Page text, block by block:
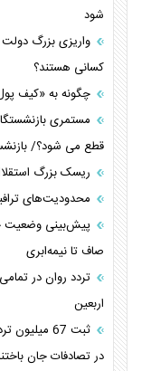
شود
واریزی بزرگ دولت
کسانی هستند؟
چگونه به «کیف
مستمری
قطع می شود؟/
ریسک بزرگ
محدودیت‌های
صاف تا نیمه‌ابری
تردد روان در
اربعین
در تصادفات جان